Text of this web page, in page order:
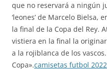
que no reservará a ningún
‘leones’ de Marcelo Bielsa,
la final de la Copa del Rey.
vistiera en la final la
a la rojiblanca de los
Copa».camisetas futbol 2022